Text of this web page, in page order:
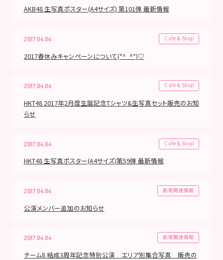
AKB48 生写真ポスター(A4サイズ) 第101弾 最新情報
2017.04.04 Cafe & Shop
2017春休みキャンペーンについて(*^_^*)♡
2017.04.04 Cafe & Shop
HKT48 2017年2月度生誕記念Tシャツ&生写真セット販売のお知
らせ
2017.04.04 Cafe & Shop
HKT48 生写真ポスター(A4サイズ)第59弾 最新情報
2017.04.04 劇場関連情報
公演メンバー追加のお知らせ
2017.04.04 劇場関連情報
チーム8 結成3周年記念特別公演 エリア別集合写真 販売の